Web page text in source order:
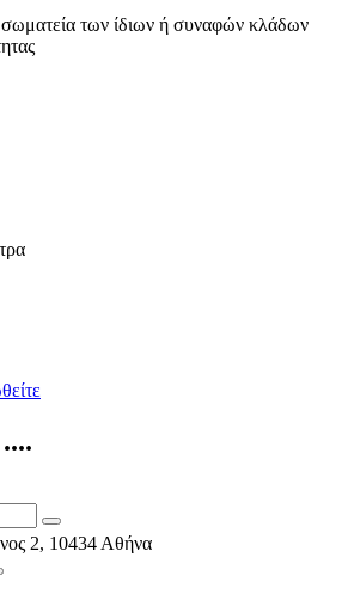
των ίδιων ή συναφών κλάδων
2, 10434 Αθήνα